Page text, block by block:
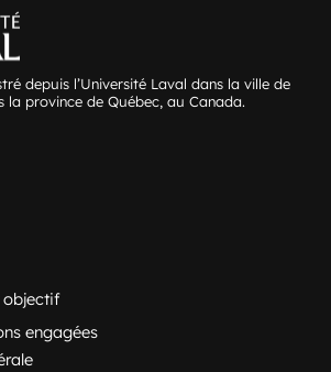
depuis l’Université Laval dans la ville de
la province de Québec, au Canada.
objectif
engagées